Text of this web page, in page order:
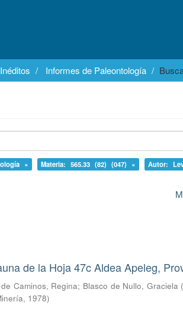
Informes de Paleontología
× Materia: 565.33 (82) (047) ×
Autor:
de la Hoja 47c Aldea Apeleg,
Caminos, Regina; Blasco de Nullo, Graciela (
, 1978)